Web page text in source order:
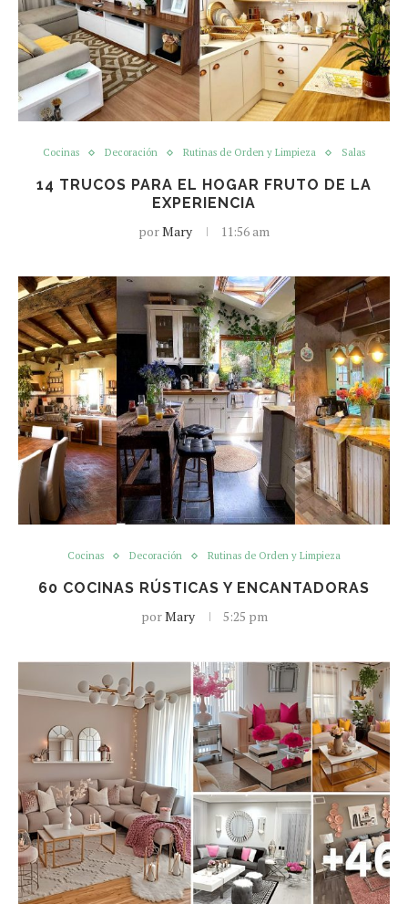
Cocinas Decoración Rutinas de Orden y Limpieza Salas
14 TRUCOS PARA EL HOGAR FRUTO DE LA
EXPERIENCIA
porMary 11:56 am
Cocinas Decoración Rutinas de Orden y Limpieza
60 COCINAS RÚSTICAS Y ENCANTADORAS
porMary 5:25 pm